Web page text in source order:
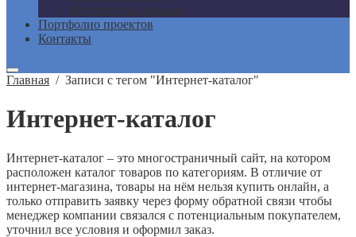
Контекстная реклама
Портфолио проектов
Контакты
Главная / Записи с тегом "Интернет-каталог"
Интернет-каталог
Интернет-каталог – это многостраничный сайт, на котором
расположен каталог товаров по категориям. В отличие от
интернет-магазина, товары на нём нельзя купить онлайн, а
только отправить заявку через форму обратной связи чтобы
менеджер компании связался с потенциальным покупателем,
уточнил все условия и оформил заказ.